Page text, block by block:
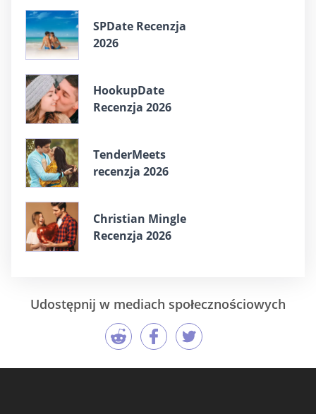
SPDate Recenzja
2026
HookupDate
Recenzja 2026
TenderMeets
recenzja 2026
Christian Mingle
Recenzja 2026
Udostępnij w mediach społecznościowych